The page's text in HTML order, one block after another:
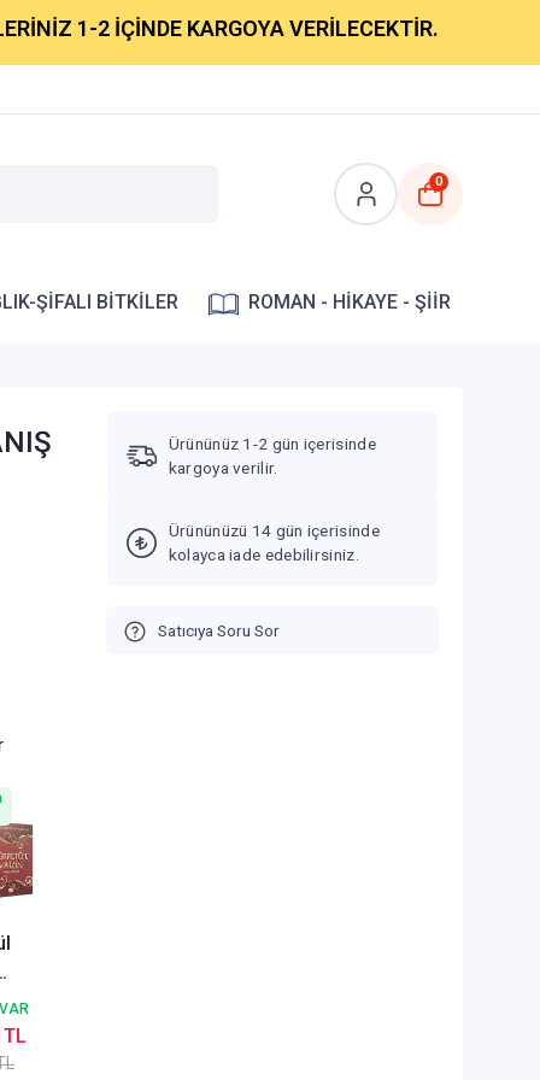
1-2 İÇİNDE KARGOYA VERİLECEKTİR.
0
ŞİFALI BİTKİLER ROMAN - HİKAYE - ŞİİR
Ürününüz 1-2 gün içerisinde
kargoya verilir.
Ürününüzü 14 gün içerisinde
kolayca iade edebilirsiniz.
Satıcıya Soru Sor